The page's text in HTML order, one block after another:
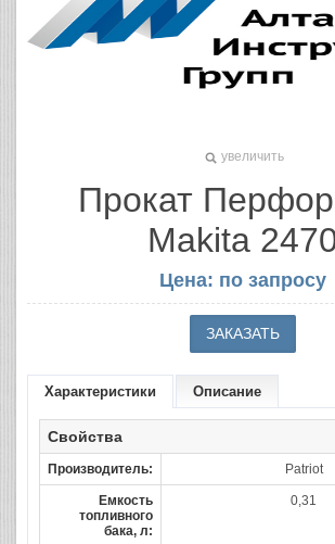
увеличить
Прокат
Makita
Цена: по запросу
Характеристики Описание
Свойства
Производитель: Patriot
Емкость
топливного
бака, л:
0,31